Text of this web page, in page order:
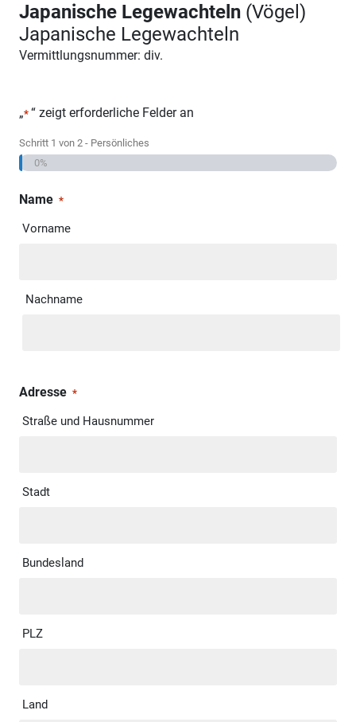
Japanische Legewachteln (Vögel)
Japanische Legewachteln
Vermittlungsnummer: div.
„* “ zeigt erforderliche Felder an
Schritt 1 von 2 - Persönliches
0%
Name *
Vorname
Nachname
Adresse *
Straße und Hausnummer
Stadt
Bundesland
PLZ
Land